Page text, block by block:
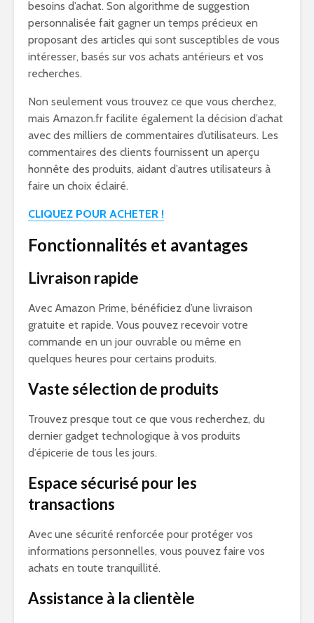
besoins d’achat. Son algorithme de suggestion
personnalisée fait gagner un temps précieux en
proposant des articles qui sont susceptibles de vous
intéresser, basés sur vos achats antérieurs et vos
recherches.
Non seulement vous trouvez ce que vous cherchez,
mais Amazon.fr facilite également la décision d’achat
avec des milliers de commentaires d’utilisateurs. Les
commentaires des clients fournissent un aperçu
honnête des produits, aidant d’autres utilisateurs à
faire un choix éclairé.
CLIQUEZ POUR ACHETER !
Fonctionnalités et avantages
Livraison rapide
Avec Amazon Prime, bénéficiez d’une livraison
gratuite et rapide. Vous pouvez recevoir votre
commande en un jour ouvrable ou même en
quelques heures pour certains produits.
Vaste sélection de produits
Trouvez presque tout ce que vous recherchez, du
dernier gadget technologique à vos produits
d’épicerie de tous les jours.
Espace sécurisé pour les
transactions
Avec une sécurité renforcée pour protéger vos
informations personnelles, vous pouvez faire vos
achats en toute tranquillité.
Assistance à la clientèle